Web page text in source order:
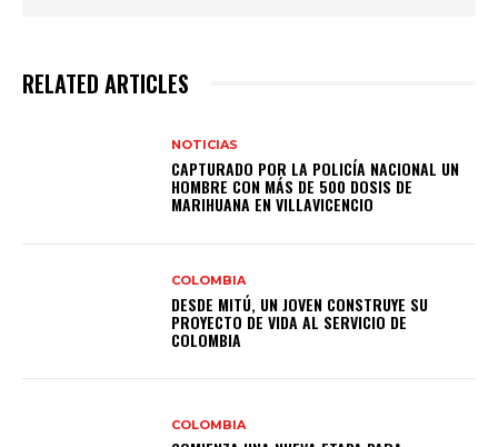
RELATED ARTICLES
NOTICIAS
CAPTURADO POR LA POLICÍA NACIONAL UN
HOMBRE CON MÁS DE 500 DOSIS DE
MARIHUANA EN VILLAVICENCIO
COLOMBIA
DESDE MITÚ, UN JOVEN CONSTRUYE SU
PROYECTO DE VIDA AL SERVICIO DE
COLOMBIA
COLOMBIA